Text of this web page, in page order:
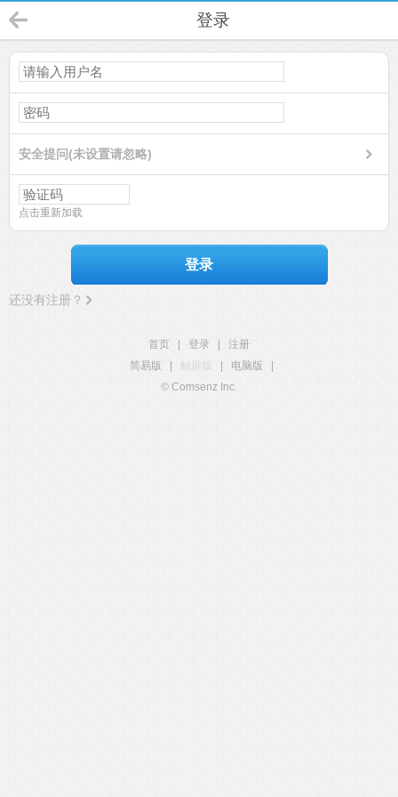
登录
安全提问(未设置请忽略)
点击重新加载
登录
还没有注册？
首页 登录
注册
简易版
触屏版 电脑版
© Comsenz Inc.